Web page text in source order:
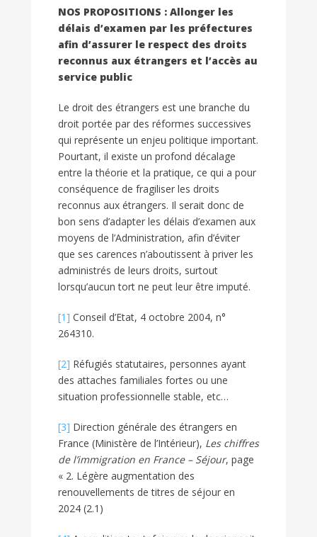
NOS PROPOSITIONS : Allonger les
délais d’examen par les préfectures
afin d’assurer le respect des droits
reconnus aux étrangers et l’accès au
service public
Le droit des étrangers est une branche du
droit portée par des réformes successives
qui représente un enjeu politique important.
Pourtant, il existe un profond décalage
entre la théorie et la pratique, ce qui a pour
conséquence de fragiliser les droits
reconnus aux étrangers. Il serait donc de
bon sens d’adapter les délais d’examen aux
moyens de l’Administration, afin d’éviter
que ses carences n’aboutissent à priver les
administrés de leurs droits, surtout
lorsqu’aucun tort ne peut leur être imputé.
[1] Conseil d’Etat, 4 octobre 2004, n°
264310.
[2] Réfugiés statutaires, personnes ayant
des attaches familiales fortes ou une
situation professionnelle stable, etc…
[3] Direction générale des étrangers en
France (Ministère de l’Intérieur), Les chiffres
de l’immigration en France – Séjour, page
« 2. Légère augmentation des
renouvellements de titres de séjour en
2024 (2.1)